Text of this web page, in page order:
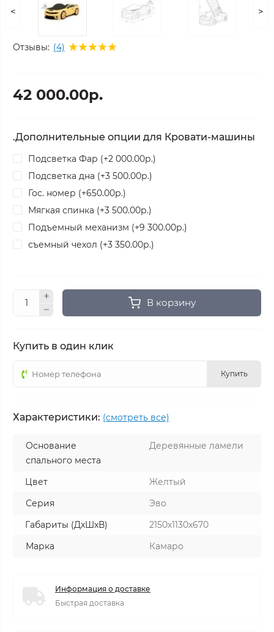
< >
Отзывы: (4)
42 000.00р.
.Дополнительные опции для Кровати-машины
Подсветка Фар (+2 000.00р.)
Подсветка дна (+3 500.00р.)
Гос. номер (+650.00р.)
Мягкая спинка (+3 500.00р.)
Подъемный механизм (+9 300.00р.)
съемный чехол (+3 350.00р.)
В корзину
Купить в один клик
Купить
Характеристики: (смотреть все)
Основание
спального места
Деревянные ламели
Цвет
Желтый
Серия
Эво
Габариты (ДхШхВ)
2150х1130х670
Марка
Камаро
Информация о доставке
Быстрая доставка